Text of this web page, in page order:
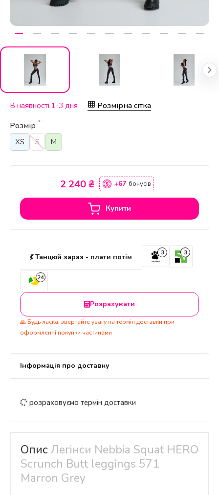
В наявності 1-3 дня
Розмірна сітка
Розмір *
XS S M
2 240 ₴ +67 бонусів
Купити
💃 Танцюй зараз - плати потім 3 3
24
Розрахувати
🙏 Будь ласка, звертайте увагу на термін доставки при
оформленні покупки частинами
Інформація про доставку
розраховуємо термін доставки
Опис Легінси Nebbia Squat HERO
Scrunch Butt leggings 571
Marron Grey